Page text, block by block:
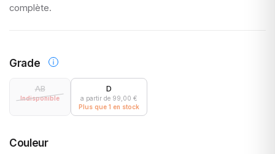
complète.
Grade
AB
Indisponible
D
a partir de 99,00 €
Plus que 1 en stock
Couleur